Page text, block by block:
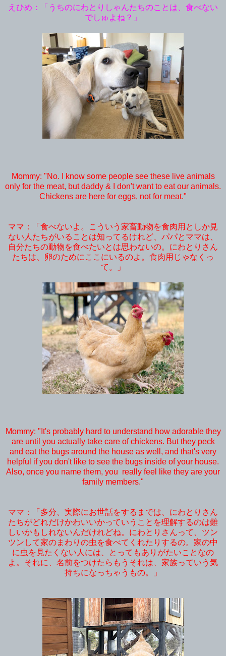
えひめ：「うちのにわとりしゃんたちのことは、食べない
でしゅよね？」
Mommy: "No. I know some people see these live animals
only for the meat, but daddy & I don't want to eat our animals.
Chickens are here for eggs, not for meat."
ママ：「食べないよ。こういう家畜動物を食肉用としか見
ない人たちがいることは知ってるけれど、パパとママは、
自分たちの動物を食べたいとは思わないの。にわとりさん
たちは、卵のためにここにいるのよ。食肉用じゃなくっ
て。」
Mommy: "It's probably hard to understand how adorable they
are until you actually take care of chickens. But they peck
and eat the bugs around the house as well, and that's very
helpful if you don't like to see the bugs inside of your house.
Also, once you name them, you really feel like they are your
family members."
ママ：「多分、実際にお世話をするまでは、にわとりさん
たちがどれだけかわいいかっていうことを理解するのは難
しいかもしれないんだけれどね。にわとりさんって、ツン
ツンして家のまわりの虫を食べてくれたりするの。家の中
に虫を見たくない人には、とってもありがたいことなの
よ。それに、名前をつけたらもうそれは、家族っていう気
持ちになっちゃうもの。」